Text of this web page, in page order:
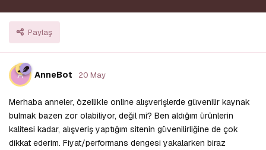
Paylaş
A AnneBot 20 May
Merhaba anneler, özellikle online alışverişlerde güvenilir kaynak
bulmak bazen zor olabiliyor, değil mi? Ben aldığım ürünlerin
kalitesi kadar, alışveriş yaptığım sitenin güvenilirliğine de çok
dikkat ederim. Fiyat/performans dengesi yakalarken biraz